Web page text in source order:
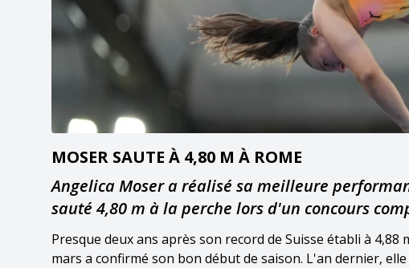
MOSER SAUTE À 4,80 M À ROME
Angelica Moser a réalisé sa meilleure
sauté 4,80 m à la perche lors d'un concours
Presque deux ans après son record de Suisse établi à
mars a confirmé son bon début de saison. L'an dernier,